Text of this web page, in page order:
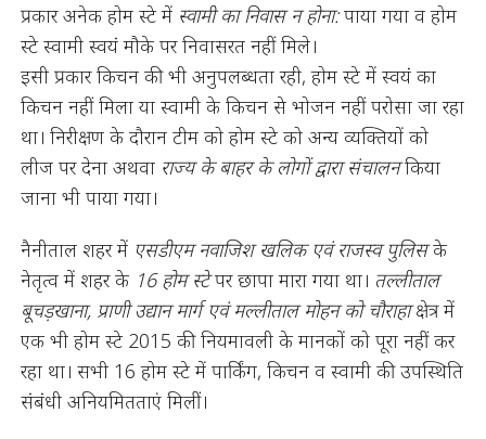
प्रकार अनेक होम स्टे में स्वामी का निवास न होना:पाया गया व होम
स्टे स्वामी स्वयं मौके पर निवासरत नहीं मिले।
इसी प्रकार किचन की भी अनुपलब्धता रही, होम स्टे में स्वयं का
किचन नहीं मिला या स्वामी के किचन से भोजन नहीं परोसा जा रहा
था। निरीक्षण के दौरान टीम को होम स्टे को अन्य व्यक्तियों को
लीज पर देना अथवा राज्य के बाहर के लोगों द्वारा संचालनकिया
जाना भी पाया गया।
नैनीताल शहर में एसडीएम नवाजिश खलिक एवं राजस्व पुलिसके
नेतृत्व में शहर के 16 होम स्टेपर छापा मारा गया था। तल्लीताल
बूचड़खाना, प्राणी उद्यान मार्ग एवं मल्लीताल मोहन को चौराहाक्षेत्र में
एक भी होम स्टे 2015 की नियमावली के मानकों को पूरा नहीं कर
रहा था। सभी 16 होम स्टे में पार्किंग, किचन व स्वामी की उपस्थिति
संबंधी अनियमितताएं मिलीं।